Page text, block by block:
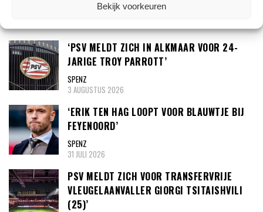
Bekijk voorkeuren
TRANSFERNIEUWS
‘PSV MELDT ZICH IN ALKMAAR VOOR 24-
JARIGE TROY PARROTT’
SPENZ
3 AUGUSTUS 2026
‘ERIK TEN HAG LOOPT VOOR BLAUWTJE BIJ
FEYENOORD’
SPENZ
31 JULI 2026
PSV MELDT ZICH VOOR TRANSFERVRIJE
VLEUGELAANVALLER GIORGI TSITAISHVILI
(25)’